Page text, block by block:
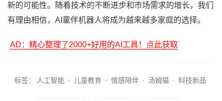
新的可能性。随着技术的不断进步和市场需求的增长，我们
有理由相信，AI童伴机器人将成为越来越多家庭的选择。
AD：精心整理了2000+好用的AI工具！点此获取
标签： 人工智能 · 儿童教育 · 情感陪伴 · 汤姆猫 · 科技新品